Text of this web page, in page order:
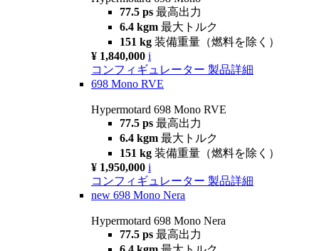
77.5 ps 最高出力
6.4 kgm 最大トルク
151 kg 装備重量（燃料を除く）
¥ 1,840,000 i
コンフィギュレーター 製品詳細
698 Mono RVE
Hypermotard 698 Mono RVE
77.5 ps 最高出力
6.4 kgm 最大トルク
151 kg 装備重量（燃料を除く）
¥ 1,950,000 i
コンフィギュレーター 製品詳細
new 698 Mono Nera
Hypermotard 698 Mono Nera
77.5 ps 最高出力